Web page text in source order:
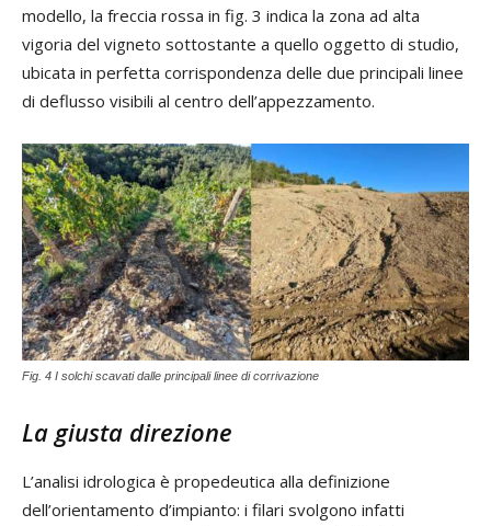
modello, la freccia rossa in fig. 3 indica la zona ad alta
vigoria del vigneto sottostante a quello oggetto di studio,
ubicata in perfetta corrispondenza delle due principali linee
di deflusso visibili al centro dell’appezzamento.
Fig. 4 I solchi scavati dalle principali linee di corrivazione
La giusta direzione
L’analisi idrologica è propedeutica alla definizione
dell’orientamento d’impianto: i filari svolgono infatti